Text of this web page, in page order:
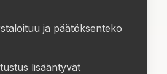
ja päätöksenteko
lisääntyvät